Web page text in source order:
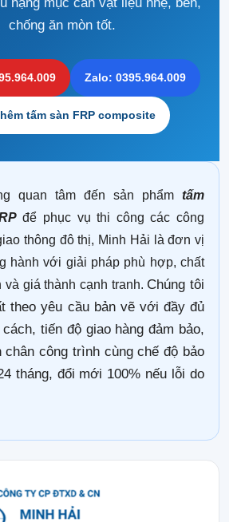
chống ăn mòn tốt.
Zalo: 0395.964.009
tấm sàn FRP composite
quan tâm đến sản phẩm tấm
để phục vụ thi công các công
thông đô thị, Minh Hải là đơn vị
hành với giải pháp phù hợp, chất
và giá thành cạnh tranh.Chúng tôi
theo yêu cầu bản vẽ với đầy đủ
tiến độ giao hàng đảm bảo,
chân công trình cùng chế độ bảo
tháng, đổi mới 100% nếu lỗi do